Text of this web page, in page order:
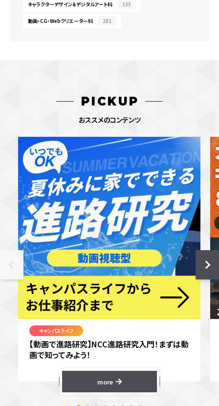
キャラクターデザイン＆デジタルアート科 135
動画・CG・Webクリエーター科 281
PICKUP
おススメのコンテンツ
キャンパスライフ
【動画で進路研究】NCC進路研究入門！まずは動
画で知ってみよう！
more